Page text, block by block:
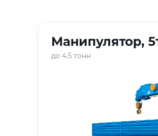
Манипулятор,
до 4.5 тонн